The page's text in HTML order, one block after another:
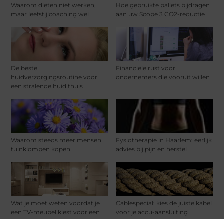
Waarom diëten niet werken,
maar leefstijlcoaching wel
Hoe gebruikte pallets bijdragen
aan uw Scope 3 CO2-reductie
De beste
huidverzorgingsroutine voor
een stralende huid thuis
Financiële rust voor
ondernemers die vooruit willen
Waarom steeds meer mensen
tuinklompen kopen
Fysiotherapie in Haarlem: eerlijk
advies bij pijn en herstel
Wat je moet weten voordat je
een TV-meubel kiest voor een
Cablespecial: kies de juiste kabel
voor je accu-aansluiting